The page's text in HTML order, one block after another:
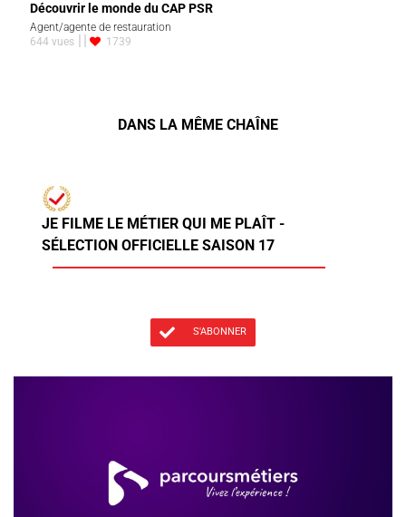
Découvrir le monde du CAP PSR
Agent/agente de restauration
644 vues
1739
DANS LA MÊME CHAÎNE
JE FILME LE MÉTIER QUI ME PLAÎT -
SÉLECTION OFFICIELLE SAISON 17
S'ABONNER